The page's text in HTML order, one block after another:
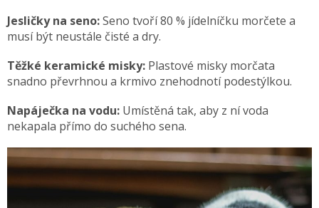
Jesličky na seno:Seno tvoří 80 % jídelníčku morčete a
musí být neustále čisté a dry.
Těžké keramické misky: Plastové misky morčata
snadno převrhnou a krmivo znehodnotí podestýlkou.
Napáječka na vodu: Umístěná tak, aby z ní voda
nekapala přímo do suchého sena.